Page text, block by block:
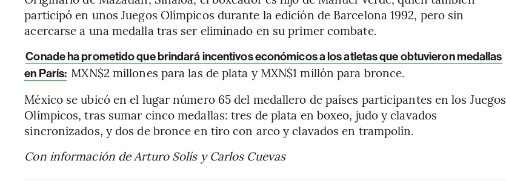
participó en unos Juegos Olímpicos durante la edición de Barcelona 1992, pero sin
acercarse a una medalla tras ser eliminado en su primer combate.
Conade ha prometido que brindará incentivos económicos a los atletas que obtuvieron medallas
en París: MXN$2 millones para las de plata y MXN$1 millón para bronce.
México se ubicó en el lugar número 65 del medallero de países participantes en los Juegos
Olímpicos, tras sumar cinco medallas: tres de plata en boxeo, judo y clavados
sincronizados, y dos de bronce en tiro con arco y clavados en trampolín.
Con información de Arturo Solís y Carlos Cuevas